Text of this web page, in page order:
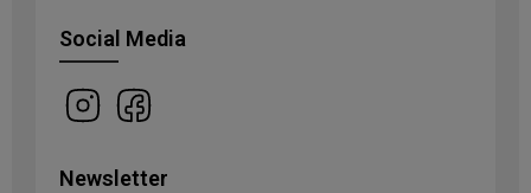
Social Media
Newsletter